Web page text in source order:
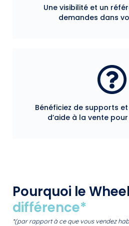
Une visibilité et un
demandes dans
Bénéficiez de supports
d’aide à la vente
Pourquoi le
différence*
*(par rapport à ce que vous vendez